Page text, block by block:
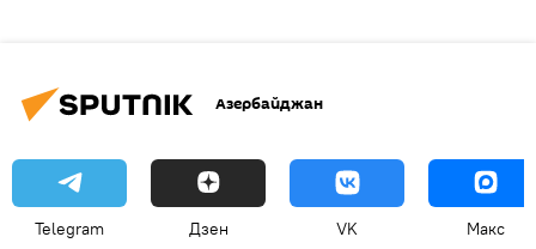
Азербайджан
Telegram Дзен VK Макс